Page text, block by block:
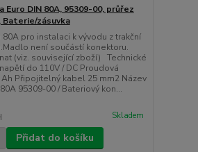
Euro DIN 80A, 95309-00, průřez
Baterie/zásuvka
pro instalaci k vývodu z trakční
není součástí konektoru.
(viz. související zboží) Technické
do 110V / DC Proudová
Připojitelný kabel 25 mm2 Název
95309-00 / Bateriový kon...
Skladem
Přidat do košíku